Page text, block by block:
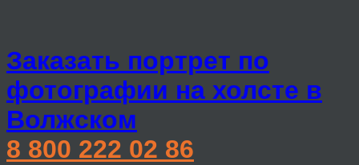
Заказать портрет по
фотографии на холсте в
Волжском
8 800 222 02 86